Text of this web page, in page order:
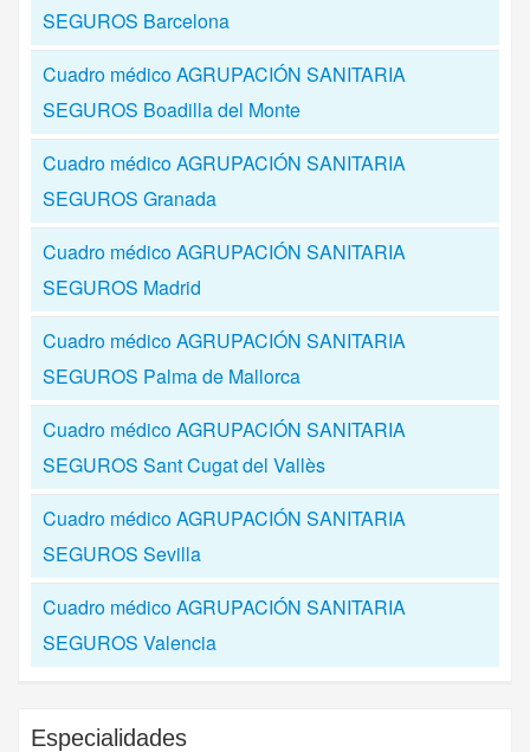
SEGUROS Barcelona
Cuadro médico AGRUPACIÓN SANITARIA
SEGUROS Boadilla del Monte
Cuadro médico AGRUPACIÓN SANITARIA
SEGUROS Granada
Cuadro médico AGRUPACIÓN SANITARIA
SEGUROS Madrid
Cuadro médico AGRUPACIÓN SANITARIA
SEGUROS Palma de Mallorca
Cuadro médico AGRUPACIÓN SANITARIA
SEGUROS Sant Cugat del Vallès
Cuadro médico AGRUPACIÓN SANITARIA
SEGUROS Sevilla
Cuadro médico AGRUPACIÓN SANITARIA
SEGUROS Valencia
Especialidades